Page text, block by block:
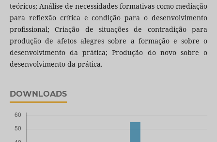
teóricos; Análise de necessidades formativas como mediação
para reflexão crítica e condição para o desenvolvimento
profissional; Criação de situações de contradição para
produção de afetos alegres sobre a formação e sobre o
desenvolvimento da prática; Produção do novo sobre o
desenvolvimento da prática.
DOWNLOADS